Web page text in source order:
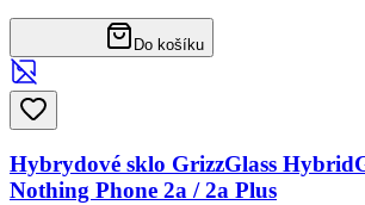
Do košíku
Hybrydové sklo GrizzGlass
Nothing Phone 2a / 2a Plus